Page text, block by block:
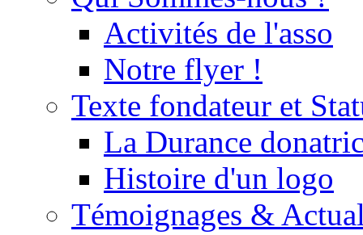
Activités de l'asso
Notre flyer !
Texte fondateur et
La Durance
Histoire d'un logo
Témoignages &